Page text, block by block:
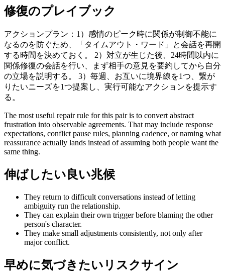
修復のプレイブック
アクションプラン：1）感情のピーク時に関係が制御不能に
なるのを防ぐため、「タイムアウト・ワード」と会話を再開
する時間を決めておく。 2）対立が生じた後、24時間以内に
関係修復の会話を行い、まず相手の意見を要約してから自分
の立場を説明する。 3）毎週、お互いに境界線を1つ、繋が
りたいニーズを1つ提案し、実行可能なアクションを提示す
る。
The most useful repair rule for this pair is to convert abstract
frustration into observable agreements. That may include response
expectations, conflict pause rules, planning cadence, or naming what
reassurance actually lands instead of assuming both people want the
same thing.
伸ばしたい良い兆候
They return to difficult conversations instead of letting
ambiguity run the relationship.
They can explain their own trigger before blaming the other
person's character.
They make small adjustments consistently, not only after
major conflict.
早めに気づきたいリスクサイン